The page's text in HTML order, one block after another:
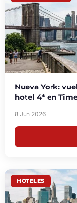
Nueva York:
hotel 4* en
8 Jun 2026
HOTELES